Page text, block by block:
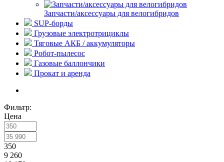
Запчасти/аксессуары для велогибридов
SUP-борды
Грузовые электротрициклы
Тяговые АКБ / аккумуляторы
Робот-пылесос
Газовые баллончики
Прокат и аренда
Фильтр:
Цена
350
9 260